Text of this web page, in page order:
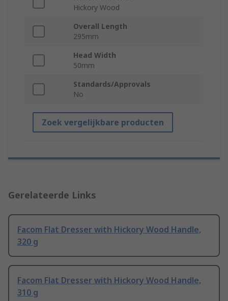
Hickory Wood
Overall Length
295mm
Head Width
50mm
Standards/Approvals
No
Zoek vergelijkbare producten
Gerelateerde Links
Facom Flat Dresser with Hickory Wood Handle,
320 g
Facom Flat Dresser with Hickory Wood Handle,
310 g